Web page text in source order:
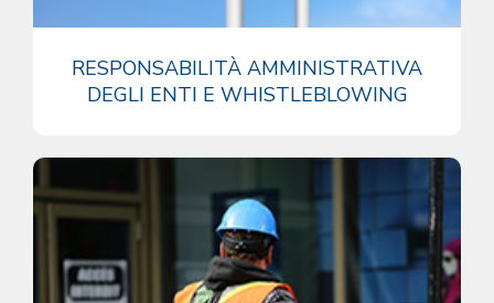
RESPONSABILITÀ AMMINISTRATIVA
DEGLI ENTI E WHISTLEBLOWING